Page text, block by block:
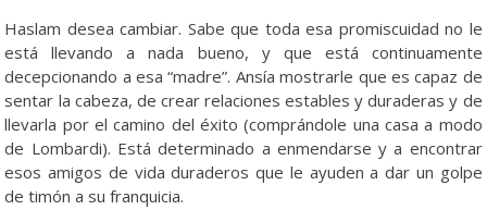
Haslam desea cambiar. Sabe que toda esa promiscuidad no le
está llevando a nada bueno, y que está continuamente
decepcionando a esa “madre”. Ansía mostrarle que es capaz de
sentar la cabeza, de crear relaciones estables y duraderas y de
llevarla por el camino del éxito (comprándole una casa a modo
de Lombardi). Está determinado a enmendarse y a encontrar
esos amigos de vida duraderos que le ayuden a dar un golpe
de timón a su franquicia.